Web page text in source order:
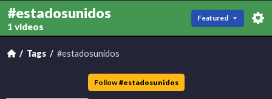
#estadosunidos
1 videos
Featured
Tags #estadosunidos
Follow #estadosunidos